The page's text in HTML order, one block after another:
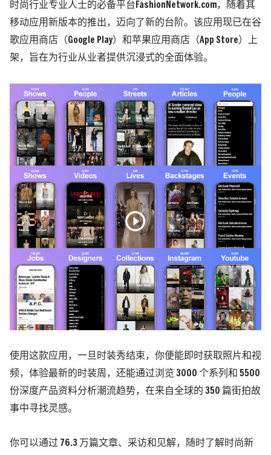
时尚行业专业人士的必备平台FashionNetwork.com，随着其
移动应用新版本的推出，迈向了新的台阶。该应用现已在谷
歌应用商店（Google Play）和苹果应用商店（App Store）上
架，旨在为行业从业者提供沉浸式的全面体验。
使用这款应用，一旦时装秀结束，你便能即时获取照片和视
频，体验最新的时装周，还能通过浏览 3000 个系列和 5500
份深度产品资料分析潮流趋势，在来自全球的 350 篇街拍故
事中寻找灵感。
你可以通过 76.3 万篇文章、采访和见解，随时了解时尚新